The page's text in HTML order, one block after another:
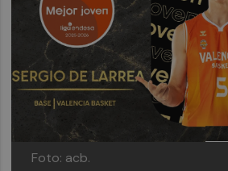
Foto: acb.